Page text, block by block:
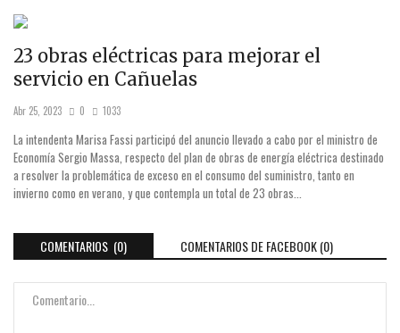
23 obras eléctricas para mejorar el
servicio en Cañuelas
Abr 25, 2023 0 1033
La intendenta Marisa Fassi participó del anuncio llevado a cabo por el ministro de
Economía Sergio Massa, respecto del plan de obras de energía eléctrica destinado
a resolver la problemática de exceso en el consumo del suministro, tanto en
invierno como en verano, y que contempla un total de 23 obras...
COMENTARIOS (0) COMENTARIOS DE FACEBOOK (0)